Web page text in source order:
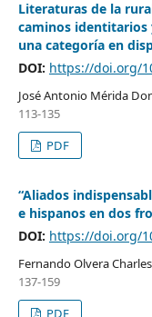
Literaturas de la
caminos identitarios
una categoría en
DOI: https://doi.org/
José Antonio Mérida
113-135
PDF
“Aliados
e hispanos en dos
DOI: https://doi.org/
Fernando Olvera
137-159
PDF